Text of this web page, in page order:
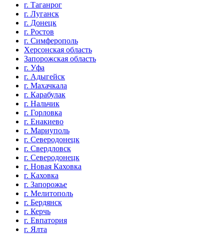
г. Таганрог
г. Луганск
г. Донецк
г. Ростов
г. Симферополь
Херсонская область
Запорожская область
г. Уфа
г. Адыгейск
г. Махачкала
г. Карабулак
г. Нальчик
г. Горловка
г. Енакиево
г. Мариуполь
г. Северодонецк
г. Свердловск
г. Северодонецк
г. Новая Каховка
г. Каховка
г. Запорожье
г. Мелитополь
г. Бердянск
г. Керчь
г. Евпатория
г. Ялта